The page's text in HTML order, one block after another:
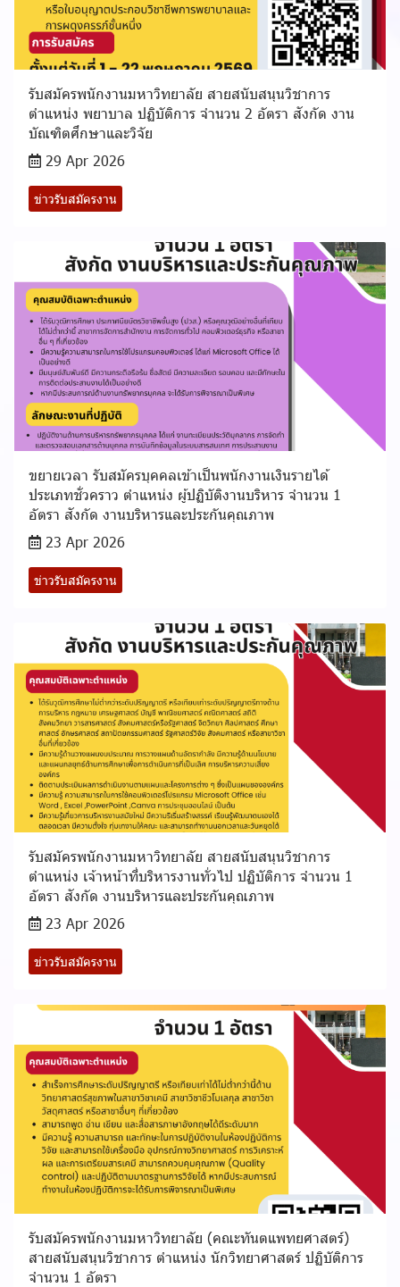
รับสมัครพนักงานมหาวิทยาลัย สายสนับสนุนวิชาการ
ตำแหน่ง พยาบาล ปฏิบัติการ จำนวน 2 อัตรา สังกัด งาน
บัณฑิตศึกษาและวิจัย
29 Apr 2026
ข่าวรับสมัครงาน
ขยายเวลา รับสมัครบุคคลเข้าเป็นพนักงานเงินรายได้
ประเภทชั่วคราว ตำแหน่ง ผู้ปฏิบัติงานบริหาร จำนวน 1
อัตรา สังกัด งานบริหารและประกันคุณภาพ
23 Apr 2026
ข่าวรับสมัครงาน
รับสมัครพนักงานมหาวิทยาลัย สายสนับสนุนวิชาการ
ตำแหน่ง เจ้าหน้าที่บริหารงานทั่วไป ปฏิบัติการ จำนวน 1
อัตรา สังกัด งานบริหารและประกันคุณภาพ
23 Apr 2026
ข่าวรับสมัครงาน
รับสมัครพนักงานมหาวิทยาลัย (คณะทันตแพทยศาสตร์)
สายสนับสนุนวิชาการ ตำแหน่ง นักวิทยาศาสตร์ ปฏิบัติการ
จำนวน 1 อัตรา